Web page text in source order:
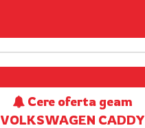
Cere oferta geam
VOLKSWAGEN CADDY